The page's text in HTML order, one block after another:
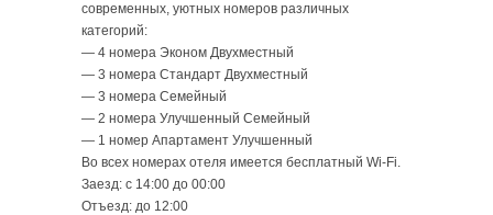
современных, уютных номеров различных
категорий:
— 4 номера Эконом Двухместный
— 3 номера Стандарт Двухместный
— 3 номера Семейный
— 2 номера Улучшенный Семейный
— 1 номер Апартамент Улучшенный
Во всех номерах отеля имеется бесплатный Wi-Fi.
Заезд: c 14:00 до 00:00
Отъезд: до 12:00